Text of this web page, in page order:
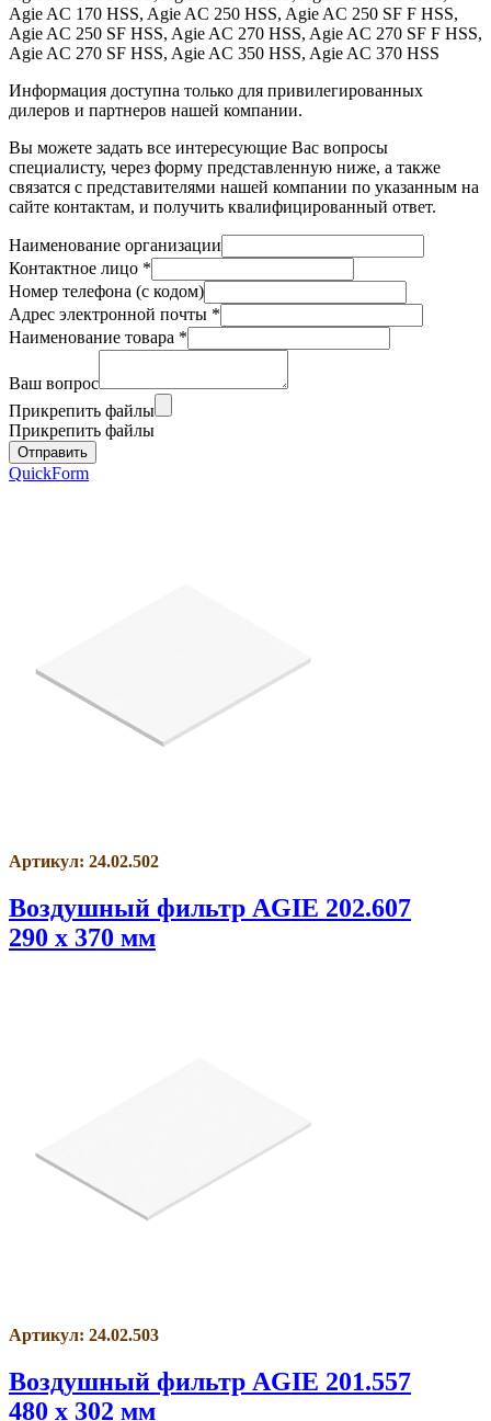
Agie AC 170 HSS, Agie AC 250 HSS, Agie AC 250 SF F HSS,
Agie AC 250 SF HSS, Agie AC 270 HSS, Agie AC 270 SF F HSS,
Agie AC 270 SF HSS, Agie AC 350 HSS, Agie AC 370 HSS
Информация доступна только для привилегированных
дилеров и партнеров нашей компании.
Вы можете задать все интересующие Вас вопросы
специалисту, через форму представленную ниже, а также
связатся с представителями нашей компании по указанным на
сайте контактам, и получить квалифицированный ответ.
Наименование организации
Контактное лицо *
Номер телефона (с кодом)
Адрес электронной почты *
Наименование товара *
Ваш вопрос
Прикрепить файлы
Прикрепить файлы
QuickForm
Артикул: 24.02.502
Воздушный фильтр AGIE 202.607
290 x 370 мм
Артикул: 24.02.503
Воздушный фильтр AGIE 201.557
480 x 302 мм